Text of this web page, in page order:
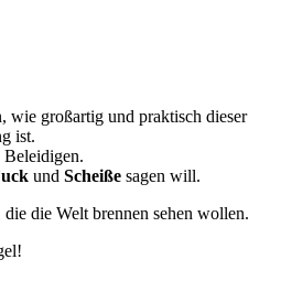
wie großartig und praktisch dieser
ist.
und Scheiße sagen will.
die Welt brennen sehen wollen.